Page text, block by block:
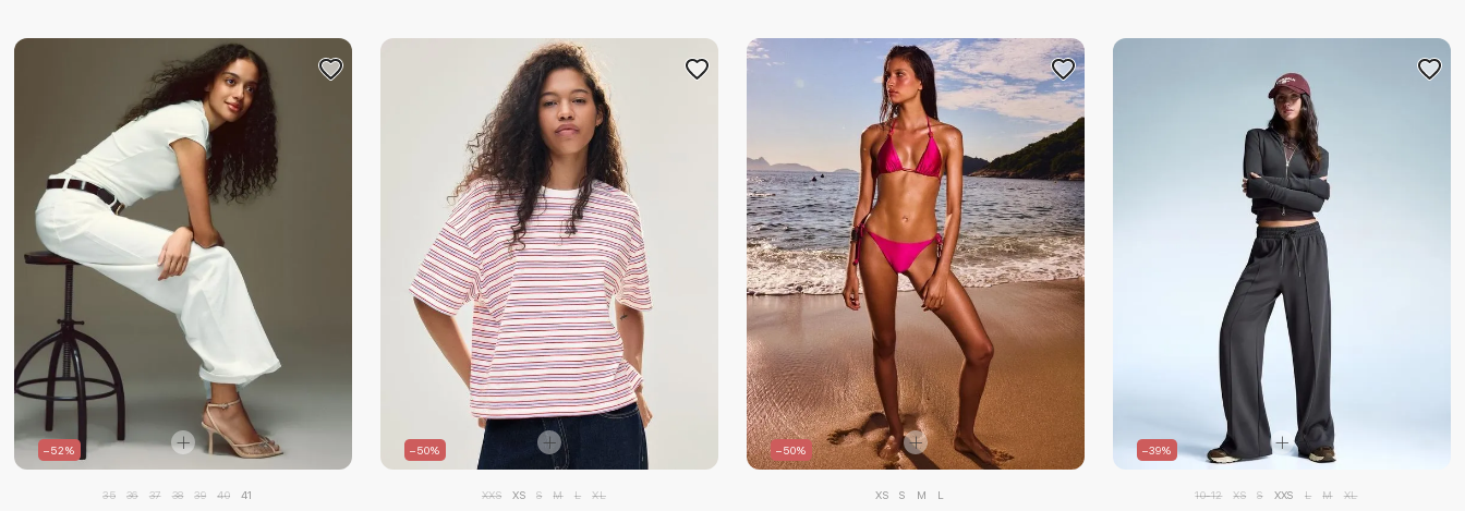
–52%
35 36 37 38 39 40 41
–50%
XXS XS S M L XL
–50%
XS S M L
–39%
10-12 XS S XXS L M XL